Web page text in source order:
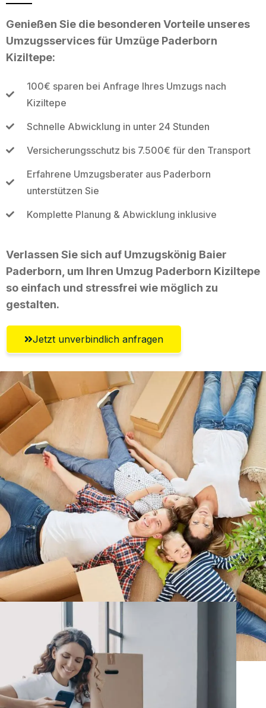
Genießen Sie die besonderen Vorteile unseres
Umzugsservices für Umzüge Paderborn
Kiziltepe:
100€ sparen bei Anfrage Ihres Umzugs nach
Kiziltepe
Schnelle Abwicklung in unter 24 Stunden
Versicherungsschutz bis 7.500€ für den Transport
Erfahrene Umzugsberater aus Paderborn
unterstützen Sie
Komplette Planung & Abwicklung inklusive
Verlassen Sie sich auf Umzugskönig Baier
Paderborn, um Ihren Umzug Paderborn Kiziltepe
so einfach und stressfrei wie möglich zu
gestalten.
Jetzt unverbindlich anfragen